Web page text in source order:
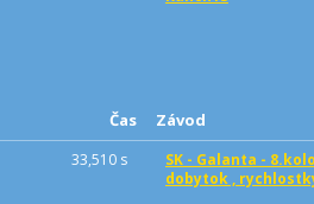
Čas Závod
33,510 s
SK - Galanta -
dobytok ,